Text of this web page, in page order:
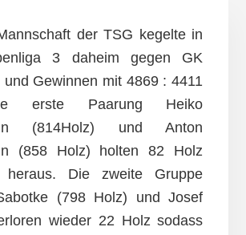
der TSG kegelte in
3 daheim gegen GK
und Gewinnen mit 4869 : 4411
erste Paarung Heiko
(814Holz) und Anton
(858 Holz) holten 82 Holz
heraus. Die zweite Gruppe
(798 Holz) und Josef
wieder 22 Holz sodass